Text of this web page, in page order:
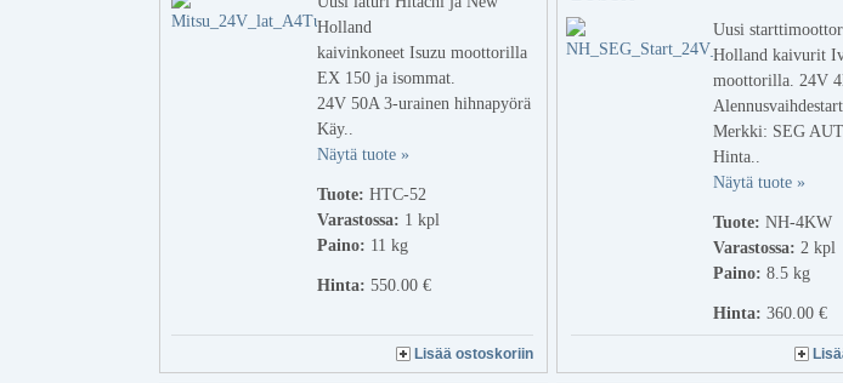
Holland
kaivinkoneet Isuzu moottorilla
EX 150 ja isommat.
24V 50A 3-urainen hihnapyörä
Käy..
Näytä tuote »
Tuote: HTC-52
Varastossa: 1 kpl
Paino: 11 kg
Hinta: 550.00 €
Lisää ostoskoriin
Uusi
Holland kaivurit
moottorilla. 24V
Merkki: SEG
Hinta..
Näytä tuote »
Tuote: NH-4KW
Varastossa: 2kpl
Paino: 8.5 kg
Hinta: 360.00 €